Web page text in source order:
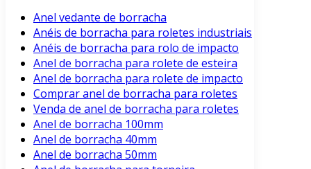
Anel vedante de borracha
Anéis de borracha para roletes industriais
Anéis de borracha para rolo de impacto
Anel de borracha para rolete de esteira
Anel de borracha para rolete de impacto
Comprar anel de borracha para roletes
Venda de anel de borracha para roletes
Anel de borracha 100mm
Anel de borracha 40mm
Anel de borracha 50mm